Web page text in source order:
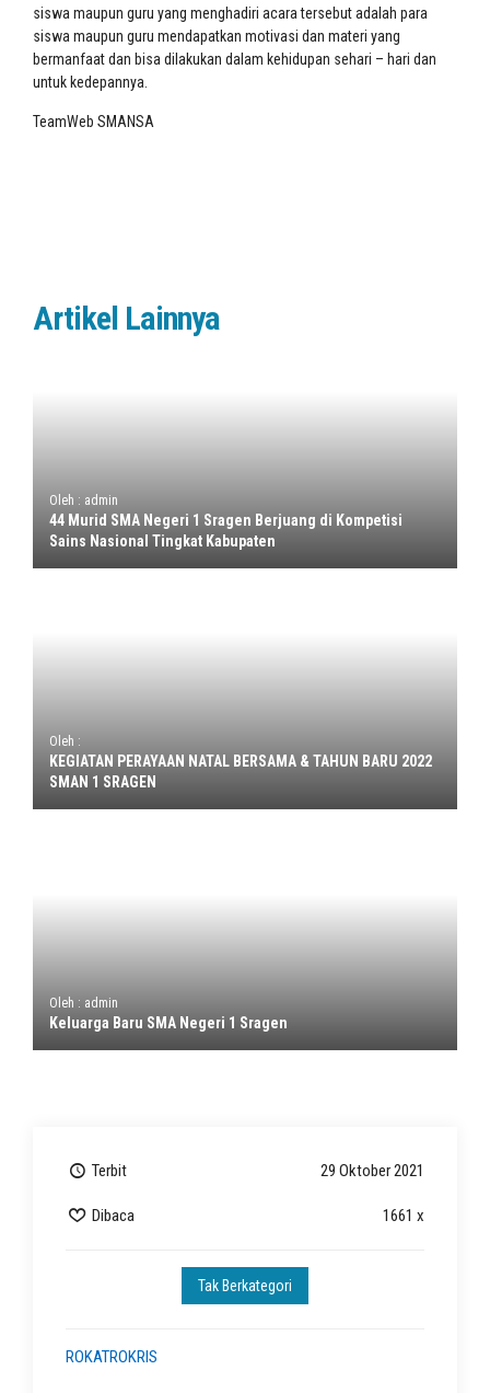
siswa maupun guru yang menghadiri acara tersebut adalah para
siswa maupun guru mendapatkan motivasi dan materi yang
bermanfaat dan bisa dilakukan dalam kehidupan sehari – hari dan
untuk kedepannya.
TeamWeb SMANSA
Artikel Lainnya
Oleh : admin
44 Murid SMA Negeri 1 Sragen Berjuang di Kompetisi
Sains Nasional Tingkat Kabupaten
Oleh :
KEGIATAN PERAYAAN NATAL BERSAMA & TAHUN BARU 2022
SMAN 1 SRAGEN
Oleh : admin
Keluarga Baru SMA Negeri 1 Sragen
Terbit 29 Oktober 2021
Dibaca 1661 x
Tak Berkategori
ROKATROKRIS